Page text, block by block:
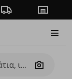
Πορεία παραγγελίας
Camera